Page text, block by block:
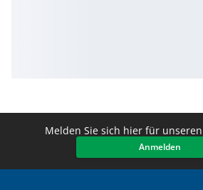
Melden Sie sich hier für
Anmelden